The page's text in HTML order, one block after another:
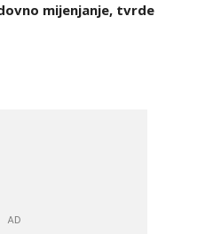
mijenjanje, tvrde